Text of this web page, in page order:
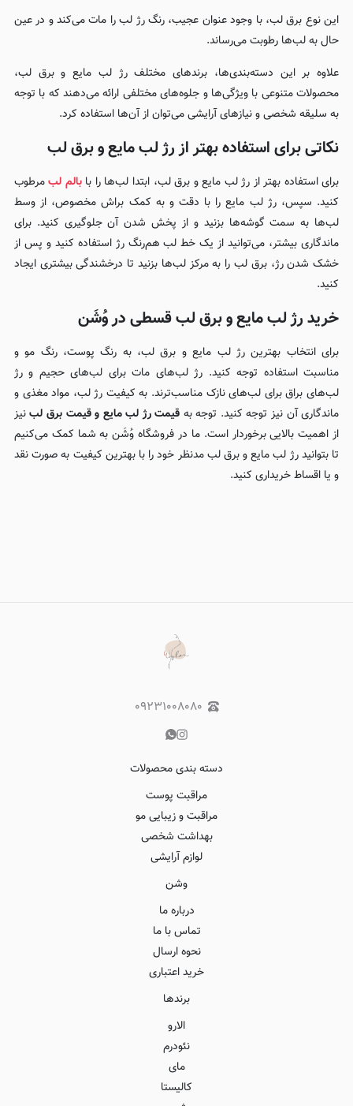
این نوع برق لب، با وجود عنوان عجیب، رنگ رژ لب را مات می‌کند و در عین
حال به لب‌ها رطوبت می‌رساند.
علاوه بر این دسته‌بندی‌ها، برندهای مختلف رژ لب مایع و برق لب،
محصولات متنوعی با ویژگی‌ها و جلوه‌های مختلفی ارائه می‌دهند که با توجه
به سلیقه شخصی و نیازهای آرایشی می‌توان از آن‌ها استفاده کرد.
نکاتی برای استفاده بهتر از رژ لب مایع و برق لب
برای استفاده بهتر از رژ لب مایع و برق لب، ابتدا لب‌ها را بابالم لبمرطوب
کنید. سپس، رژ لب مایع را با دقت و به کمک براش مخصوص، از وسط
لب‌ها به سمت گوشه‌ها بزنید و از پخش شدن آن جلوگیری کنید. برای
ماندگاری بیشتر، می‌توانید از یک خط لب هم‌رنگ رژ استفاده کنید و پس از
خشک شدن رژ، برق لب را به مرکز لب‌ها بزنید تا درخشندگی بیشتری ایجاد
کنید.
خرید رژ لب مایع و برق لب قسطی در وُشَن
برای انتخاب بهترین رژ لب مایع و برق لب، به رنگ پوست، رنگ مو و
مناسبت استفاده توجه کنید. رژ لب‌های مات برای لب‌های حجیم و رژ
لب‌های براق برای لب‌های نازک مناسب‌ترند. به کیفیت رژ لب، مواد مغذی و
ماندگاری آن نیز توجه کنید. توجه به قیمت رژ لب مایع و قیمت برق لبنیز
از اهمیت بالایی برخوردار است. ما در فروشگاه وُشَن به شما کمک می‌کنیم
تا بتوانید رژ لب مایع و برق لب مدنظر خود را با بهترین کیفیت به صورت نقد
و یا اقساط خریداری کنید.
۰۹۲۳۱۰۰۸۰۸۰
دسته بندی محصولات
مراقبت پوست
مراقبت و زیبایی مو
بهداشت شخصی
لوازم آرایشی
وشن
درباره ما
تماس با ما
نحوه ارسال
خرید اعتباری
برندها
الارو
نئودرم
مای
کالیستا